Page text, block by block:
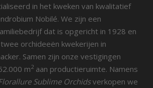
in het kweken van kwalitatief
Nobilé. We zijn een
dat is opgericht in 1928 en
orchideeën kwekerijen in
Samen zijn onze vestigingen
m2 aan productieruimte. Namens
Sublime Orchidsverkopen we